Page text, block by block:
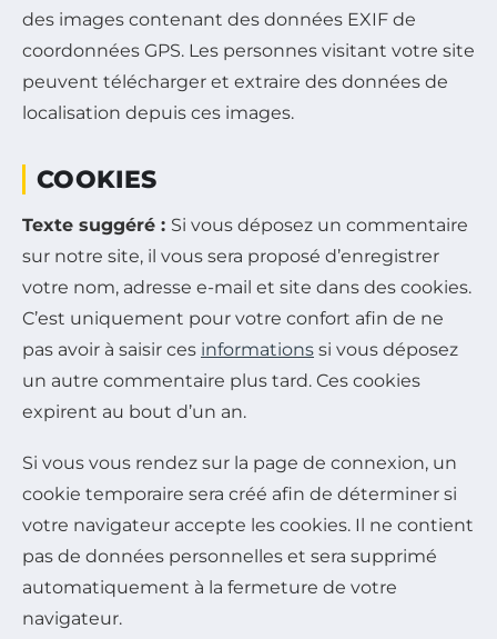
des images contenant des données EXIF de
coordonnées GPS. Les personnes visitant votre site
peuvent télécharger et extraire des données de
localisation depuis ces images.
COOKIES
Texte suggéré : Si vous déposez un commentaire
sur notre site, il vous sera proposé d’enregistrer
votre nom, adresse e-mail et site dans des cookies.
C’est uniquement pour votre confort afin de ne
pas avoir à saisir ces informations si vous déposez
un autre commentaire plus tard. Ces cookies
expirent au bout d’un an.
Si vous vous rendez sur la page de connexion, un
cookie temporaire sera créé afin de déterminer si
votre navigateur accepte les cookies. Il ne contient
pas de données personnelles et sera supprimé
automatiquement à la fermeture de votre
navigateur.